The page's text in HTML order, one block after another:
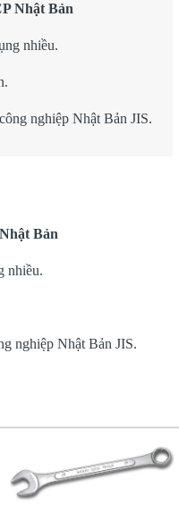
Nhật Bản
nhiều.
nghiệp Nhật Bản JIS.
Bản
nhiều.
nghiệp Nhật Bản JIS.